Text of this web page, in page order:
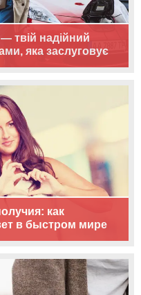
твій надійний
яка заслуговує
как
в быстром мире